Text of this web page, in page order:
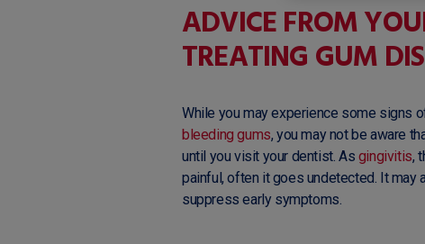
ADVICE FROM
TREATING GUM
While you may experience some signs
bleeding gums, you may not be aware
until you visit your dentist. As gingivitis,
painful, often it goes undetected. It may
suppress early symptoms.